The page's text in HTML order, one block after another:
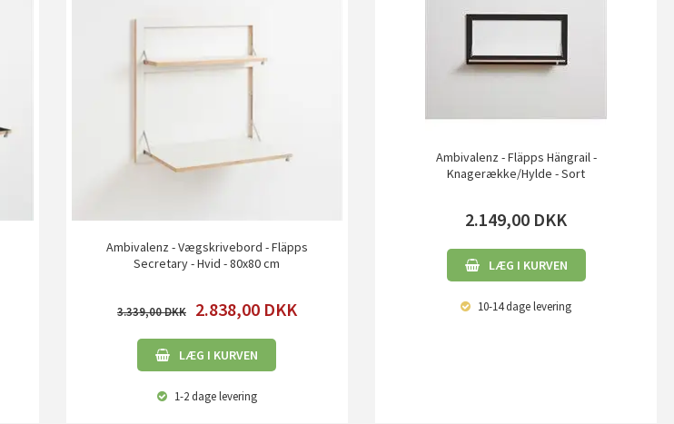
Ambivalenz - Vægskrivebord - Fläpps
Secretary - Hvid - 80x80 cm
3.339,00 2.838,00 DKK
LÆG I KURVEN
1-2 dagelevering
Ambivalenz - Fläpps Hängrail -
Knagerække/Hylde - Sort
2.149,00 DKK
LÆG I KURVEN
10-14 dagelevering